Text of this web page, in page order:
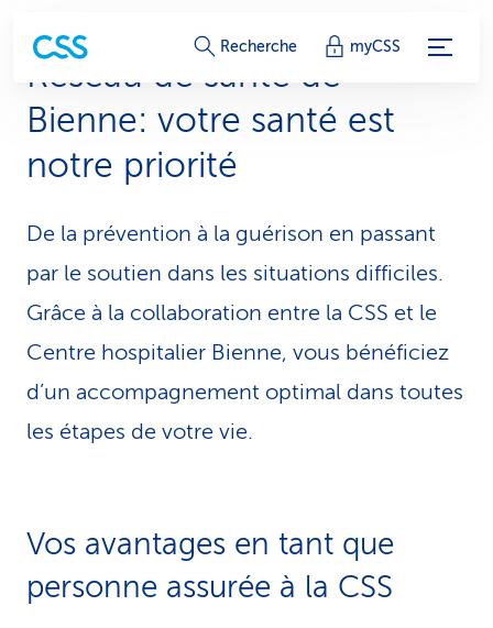
L
e
n
s
d
e
s
e
r
c
Recherche myCSS
Réseau de santé de
Bienne: votre santé est
notre priorité
De la prévention à la guérison en passant
par le soutien dans les situations difficiles.
Grâce à la collaboration entre la CSS et le
Centre hospitalier Bienne, vous bénéficiez
d’un accompagnement optimal dans toutes
les étapes de votre vie.
Vos avantages en tant que
personne assurée à la CSS